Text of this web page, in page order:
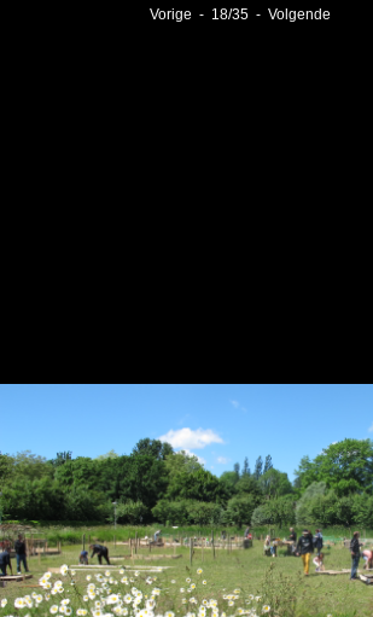
Vorige - 18/35- Volgende